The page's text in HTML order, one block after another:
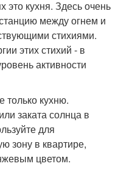
это кухня. Здесь очень
между огнем и
стихиями.
этих стихий - в
активности
только кухню.
заката солнца в
для
зону в квартире,
цветом.